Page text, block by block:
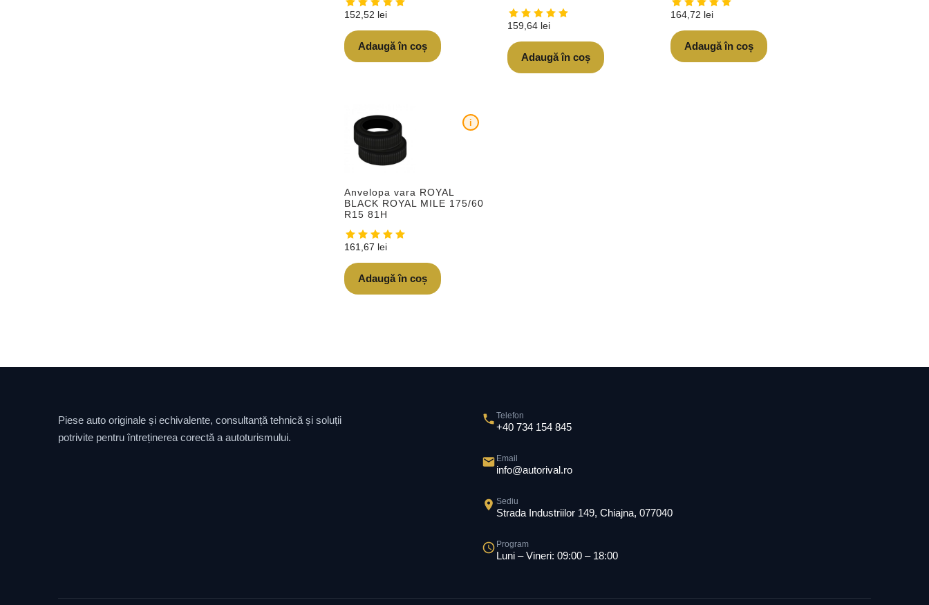
152,52 lei
Adaugă în coș
159,64 lei
Adaugă în coș
164,72 lei
Adaugă în coș
Anvelopa vara ROYAL
BLACK ROYAL MILE 175/60
R15 81H
i
161,67 lei
Adaugă în coș
Piese auto originale și echivalente, consultanță tehnică și soluții
potrivite pentru întreținerea corectă a autoturismului.
Telefon
+40 734 154 845
Email
info@autorival.ro
Sediu
Strada Industriilor 149, Chiajna, 077040
Program
Luni – Vineri: 09:00 – 18:00